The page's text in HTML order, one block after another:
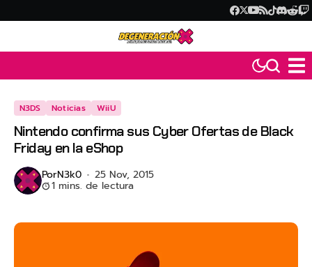
N3DS Noticias WiiU
Nintendo confirma sus Cyber Ofertas de Black
Friday en la eShop
PorN3k0 25 Nov, 2015
1 mins. de lectura